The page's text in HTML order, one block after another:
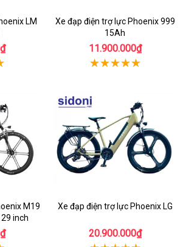
LM
Xe đạp điện trợ lực Phoenix 999
15Ah
11.900.000₫
M19
inch
Xe đạp điện trợ lực Phoenix LG
20.900.000₫